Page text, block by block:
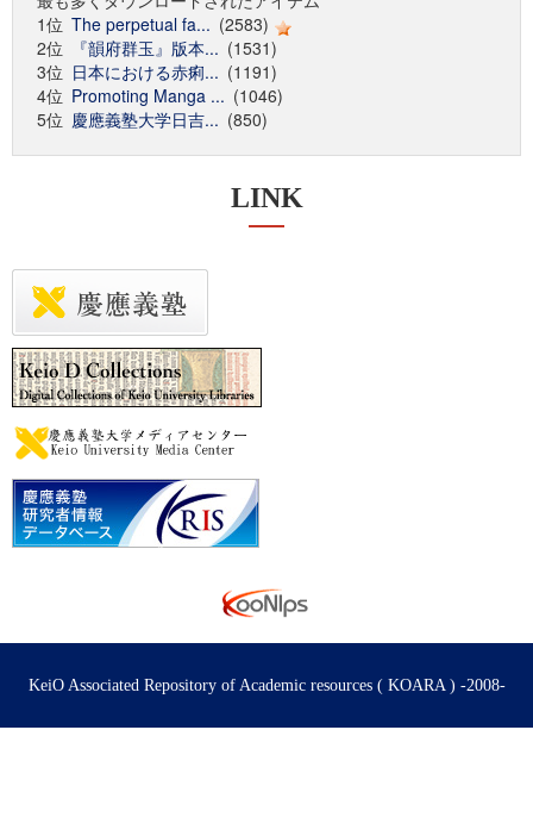
1位 The perpetual fa... (2583)
2位
『韻府群玉』版本... (1531)
3位 日本における赤痢... (1191)
4位 Promoting Manga ... (1046)
5位 慶應義塾大学日吉... (850)
LINK
KeiO Associated Repository of Academic resources ( KOARA ) -2008-